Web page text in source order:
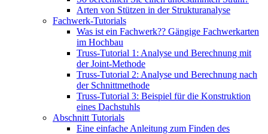
Arten von Stützen in der Strukturanalyse
Fachwerk-Tutorials
Was ist ein Fachwerk?? Gängige Fachwerkarten
im Hochbau
Truss-Tutorial 1: Analyse und Berechnung mit
der Joint-Methode
Truss-Tutorial 2: Analyse und Berechnung nach
der Schnittmethode
Truss-Tutorial 3: Beispiel für die Konstruktion
eines Dachstuhls
Abschnitt Tutorials
Eine einfache Anleitung zum Finden des